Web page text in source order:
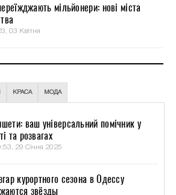
мільйонери: нові міста
03 Квітня
КРАСА МОДА
ваш універсальний помічник у
та розвагах
29 Січня 2025
курортного сезона в Одессу
звёзды